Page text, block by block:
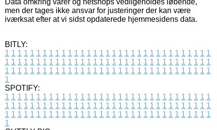
men der tages ikke ansvar for justeringer der kan være
iværksat efter at vi sidst opdaterede hjemmesidens data.
BITLY:
1 1 1 1 1 1 1 1 1 1 1 1 1 1 1 1 1 1 1 1 1 1 1 1 1 1 1 1 1 1 1 1 1
1 1 1 1 1 1 1 1 1 1 1 1 1 1 1 1 1 1 1 1 1 1 1 1 1 1 1 1 1 1 1 1 1
1 1 1 1 1 1 1 1 1 1 1 1 1 1 1 1 1 1 1 1 1 1 1 1 1 1 1 1 1 1 1 1 1
1
SPOTIFY:
1 1 1 1 1 1 1 1 1 1 1 1 1 1 1 1 1 1 1 1 1 1 1 1 1 1 1 1 1 1 1 1 1
1 1 1 1 1 1 1 1 1 1 1 1 1 1 1 1 1 1 1 1 1 1 1 1 1 1 1 1 1 1 1 1 1
1 1 1 1 1 1 1 1 1 1 1 1 1 1 1 1 1 1 1 1 1 1 1 1 1 1 1 1 1 1 1 1 1
1